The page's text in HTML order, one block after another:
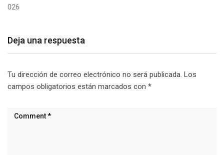
Deja una respuesta
Tu dirección de correo electrónico no será publicada. Los
campos obligatorios están marcados con *